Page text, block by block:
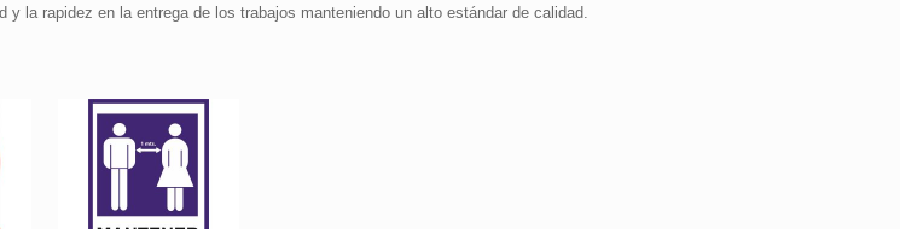
la rapidez en la entrega de los trabajos manteniendo un alto estándar de calidad.